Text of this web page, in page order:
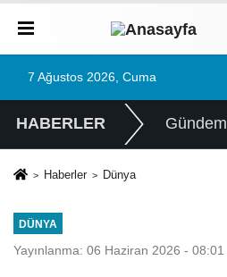
7 Ağustos 2026, Cuma
HABERLER Gündem
Haberler Dünya
DÜNYA
Yayınlanma: 06 Haziran 2026 - 08:01